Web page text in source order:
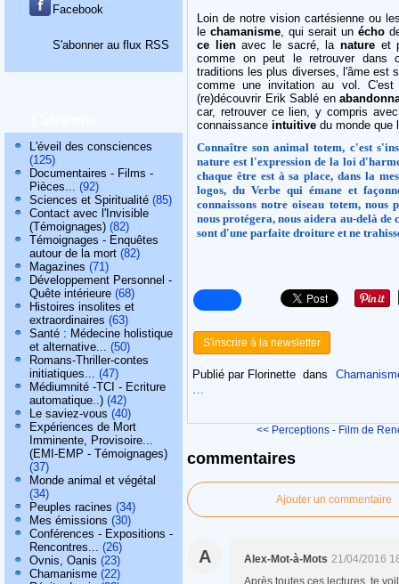
Facebook
S'abonner au flux RSS
L'éveil des consciences
(125)
Documentaires - Films -
Pièces... (92)
Sciences et Spiritualité (85)
Contact avec l'Invisible
(Témoignages) (82)
Témoignages - Enquêtes
autour de la mort (82)
Magazines (71)
Développement Personnel -
Quête intérieure (68)
Histoires insolites et
extraordinaires (63)
Santé : Médecine holistique
et alternative... (50)
Romans-Thriller-contes
initiatiques... (47)
Médiumnité -TCI - Ecriture
automatique..) (42)
Le saviez-vous (40)
Expériences de Mort
Imminente, Provisoire...
(EMI-EMP - Témoignages)
(37)
Monde animal et végétal
(34)
Peuples racines (34)
Mes émissions (30)
Conférences - Expositions -
Rencontres... (26)
Ovnis, Oanis (23)
Chamanisme (22)
Loin de notre vision cartésienne ou
le chamanisme, qui serait un écho
ce lienavec le sacré, lanature et
comme on peut le retrouver dans
traditions les plus diverses, l'âme est
comme une invitation au vol.
(re)découvrir Erik Sablé en
car, retrouver ce lien, y compris
connaissance intuitive du monde que
Connaître son animal totem, c'est
nature est l'expression de la loi
chaque être est à sa place, dans la
logos, du Verbe qui émane et
connaissons notre oiseau totem,
nous protégera, nous aidera au-delà de
sont d'une parfaite droiture et ne
S'inscrire à la newsletter
Publié par Florinette dans
…
<< Perceptions - Film de
commentaires
Ajouter un commentaire
A Alex-Mot-à-Mots 21/04/2016
Après toutes ces lectures, te